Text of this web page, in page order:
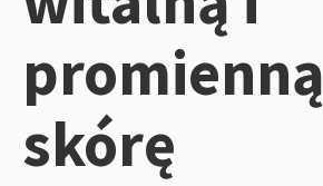
promienną
skórę